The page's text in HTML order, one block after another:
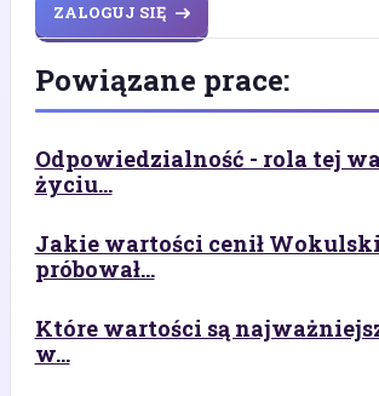
ZALOGUJ SIĘ
Powiązane prace:
Odpowiedzialność - rola tej
życiu...
Jakie wartości cenił
próbował...
Które wartości są
w...